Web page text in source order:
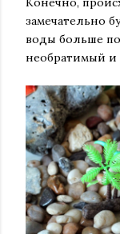
замечательно
воды больше
необратимый и